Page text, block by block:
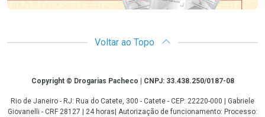
Voltar ao Topo
CopyrightCopyright © Drogarias Pacheco | CNPJ: 33.438.250/0187-08
Rio de Janeiro - RJ: Rua do Catete, 300 - Catete - CEP: 22220-000 | Gabriele
Giovanelli - CRF 28127 | 24 horas| Autorização de funcionamento: Processo: